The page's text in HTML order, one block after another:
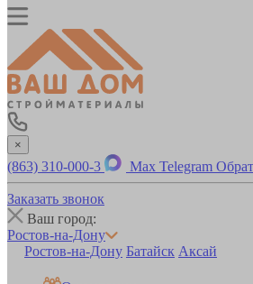
×
(863) 310-000-3 Max Telegram
Заказать звонок
Ваш город:
Ростов-на-Дону
Ростов-на-Дону Батайск Аксай